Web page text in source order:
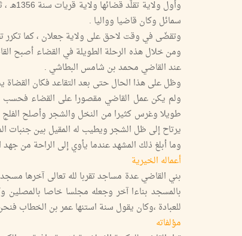
سمائل وكان قاضيا وواليا .
وتقضّى في وقت لاحق على ولاية جعلان ، كما تكرر
ومن خلال هذه الرحلة الطويلة في القضاء أصبح
عند القاضي محمد بن شامس البطاشي .
وظل على هذا الحال حتى بعد التقاعد فكان القضاة
ولم يكن عمل القاضي مقصورا على القضاء فحسب بل
طويلا وغرس كثيرا من النخل والشجر وأصلح الفلج
يرتاح إلى ظل الشجر ويطيب له المقيل بين جنبات
وما أبلغ ذلك المشهد عندما يأوي إلى الراحة من
أعماله الخيرية
بني القاضي عدة مساجد تقربا لله تعالى آخرها
بالمسجد بناءا آخر وجعله مجلسا خاصا
للعبادة ،وكان يقول سنة استنها عمر بن الخطاب
مؤلفاته